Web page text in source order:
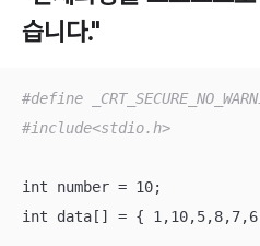
습니다."
#define
#include<stdio.h>
int number = 10;
int data[] = {